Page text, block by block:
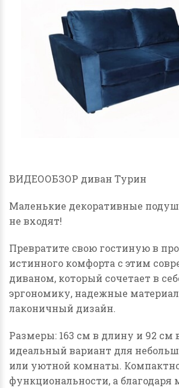
ВИДЕООБЗОР диван Турин
Маленькие декоративные
не входят!
Превратите свою гостиную в
истинного комфорта с этим
диваном, который сочетает в
эргономику, надежные
лаконичный дизайн.
Размеры: 163 см в длину и 92 см
идеальный вариант для
или уютной комнаты.
функциональности, а